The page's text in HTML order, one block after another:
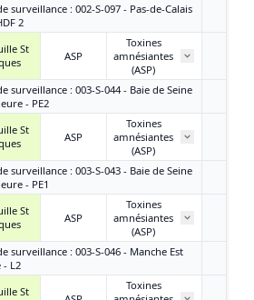
surveillance : 002-S-097 - Pas-de-Calais
2
St
ASP
Toxines
amnésiantes
(ASP)
surveillance : 003-S-044 - Baie de Seine
- PE2
St
ASP
Toxines
amnésiantes
(ASP)
surveillance : 003-S-043 - Baie de Seine
- PE1
St
ASP
Toxines
amnésiantes
(ASP)
surveillance : 003-S-046 - Manche Est
- L2
St
Toxines